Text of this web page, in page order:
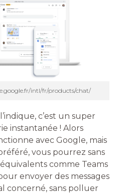
intl/fr/products/chat/
c’est un super
instantanée ! Alors
avec Google, mais
vous pourrez sans
comme Teams
envoyer des messages
concerné, sans polluer